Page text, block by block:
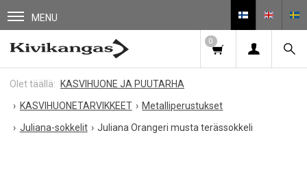
MENU
0
KASVIHUONE JA PUUTARHA
KASVIHUONETARVIKKEET
Metalliperustukset
Juliana-sokkelit
Juliana Orangeri musta terässokkeli